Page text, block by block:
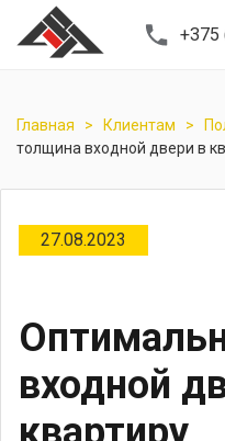
+375
Главная Клиентам
толщина входной двери в
27.08.2023
входной